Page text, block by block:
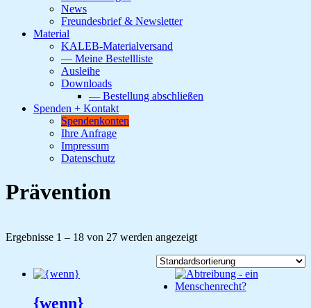
News
Freundesbrief & Newsletter
Material
KALEB-Materialversand
— Meine Bestellliste
Ausleihe
Downloads
— Bestellung abschließen
Spenden + Kontakt
Spendenkonten
Ihre Anfrage
Impressum
Datenschutz
Prävention
Ergebnisse 1 – 18 von 27 werden angezeigt
{wenn}